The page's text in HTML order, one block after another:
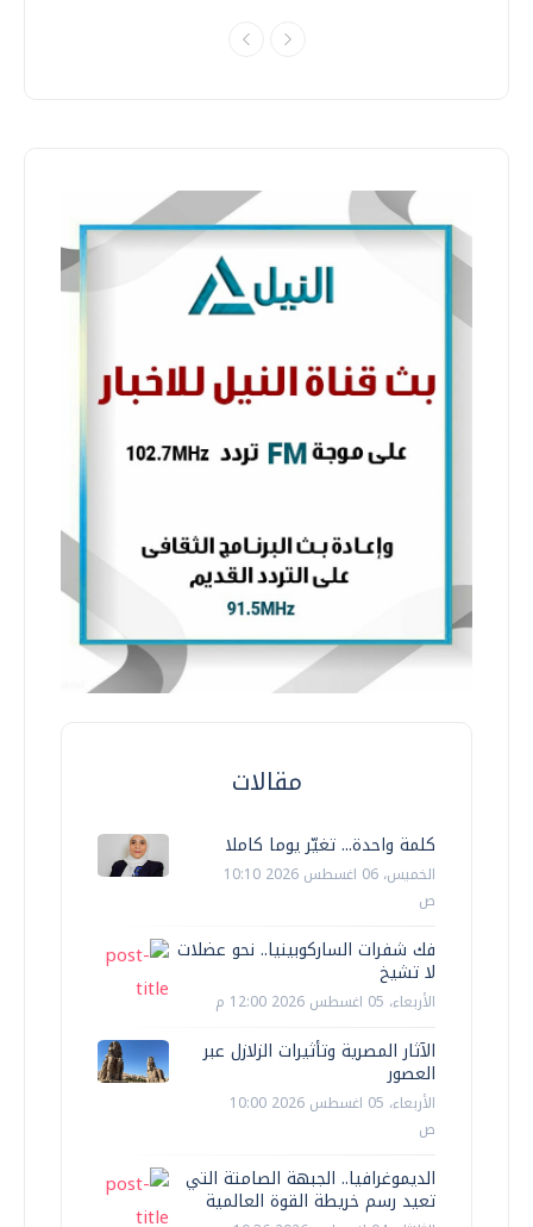
مقالات
كلمة واحدة... تغيّر يوما كاملا
الخميس، 06 اغسطس 2026 10:10
ص
فك شفرات الساركوبينيا.. نحو عضلات
لا تشيخ
الأربعاء، 05 اغسطس 2026 12:00 م
الآثار المصرية وتأثيرات الزلازل عبر
العصور
الأربعاء، 05 اغسطس 2026 10:00
ص
الديموغرافيا.. الجبهة الصامتة التي
تعيد رسم خريطة القوة العالمية